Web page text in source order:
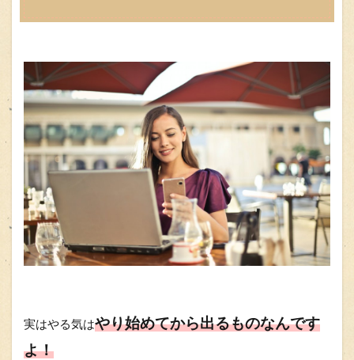
実はやる気はやり始めてから出るものなんです
よ！